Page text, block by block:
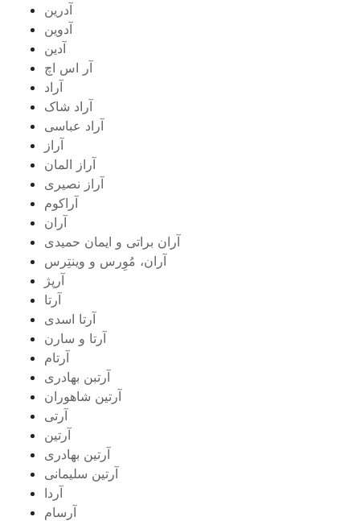
آدرین
آدوین
آدین
آر اس اچ
آراد
آراد شاک
آراد عباسی
آراز
آراز المان
آراز نصیری
آراکوم
آران
آران براتی و ایمان حمیدی
آران، مُوِرس و وینتِرس
آرپژ
آرتا
آرتا اسدی
آرتا و سارن
آرتام
آرتبن بهادری
آرتين شاهوران
آرتی
آرتین
آرتین بهادری
آرتین سلیمانی
آردا
آرسام